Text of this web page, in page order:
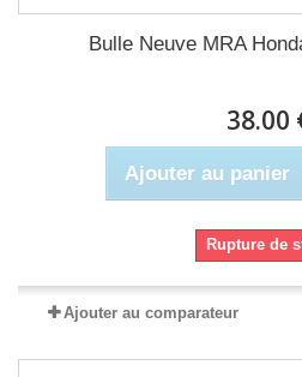
Bulle Neuve MRA
38.00
Ajouter au panier
Rupture de
Ajouter au comparateur